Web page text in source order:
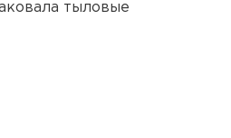
тыловые